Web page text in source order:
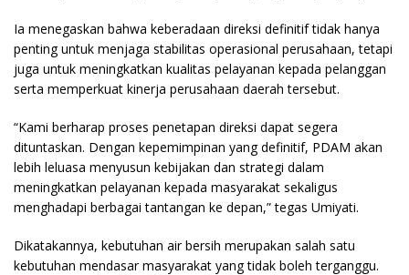
Ia menegaskan bahwa keberadaan direksi definitif tidak hanya
penting untuk menjaga stabilitas operasional perusahaan, tetapi
juga untuk meningkatkan kualitas pelayanan kepada pelanggan
serta memperkuat kinerja perusahaan daerah tersebut.
“Kami berharap proses penetapan direksi dapat segera
dituntaskan. Dengan kepemimpinan yang definitif, PDAM akan
lebih leluasa menyusun kebijakan dan strategi dalam
meningkatkan pelayanan kepada masyarakat sekaligus
menghadapi berbagai tantangan ke depan,” tegas Umiyati.
Dikatakannya, kebutuhan air bersih merupakan salah satu
kebutuhan mendasar masyarakat yang tidak boleh terganggu.